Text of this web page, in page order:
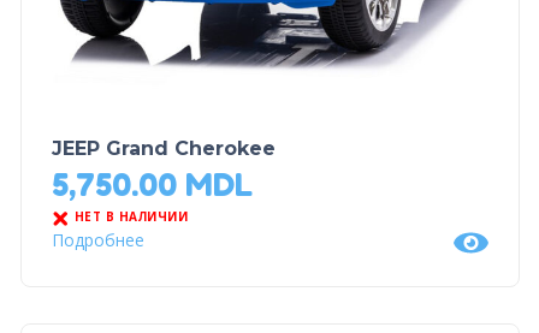
JEEP Grand Cherokee
5,750.00 MDL
НЕТ В НАЛИЧИИ
Подробнее